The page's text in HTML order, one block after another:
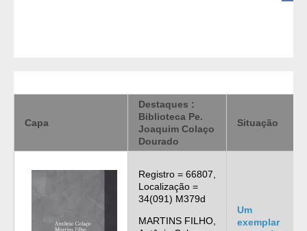
Capa
Destaques :
Biblioteca Pe.
Joaquim Colaço
Dourado
Situação
Registro = 66807,
Localização =
34(091) M379d
MARTINS FILHO,
Um
exemplar